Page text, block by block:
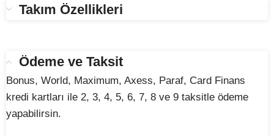
Takım Özellikleri
Ödeme ve Taksit
Bonus, World, Maximum, Axess, Paraf, Card Finans
kredi kartları ile 2, 3, 4, 5, 6, 7, 8 ve 9 taksitle ödeme
yapabilirsin.